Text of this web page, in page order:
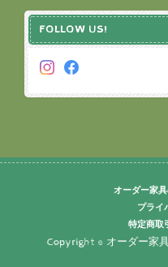
FOLLOW US!
オーダー家
プライ
特定商取
Copyright © オーダー家